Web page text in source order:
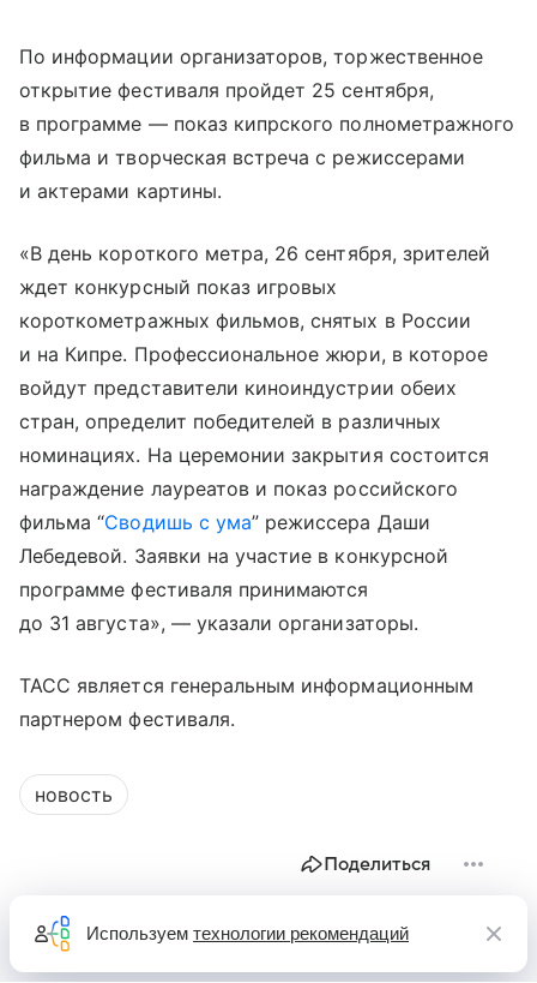
По информации организаторов, торжественное
открытие фестиваля пройдет 25 сентября,
в программе — показ кипрского полнометражного
фильма и творческая встреча с режиссерами
и актерами картины.
«В день короткого метра, 26 сентября, зрителей
ждет конкурсный показ игровых
короткометражных фильмов, снятых в России
и на Кипре. Профессиональное жюри, в которое
войдут представители киноиндустрии обеих
стран, определит победителей в различных
номинациях. На церемонии закрытия состоится
награждение лауреатов и показ российского
фильма “Сводишь с ума” режиссера Даши
Лебедевой. Заявки на участие в конкурсной
программе фестиваля принимаются
до 31 августа», — указали организаторы.
ТАСС является генеральным информационным
партнером фестиваля.
новость
Поделиться
Используем технологии рекомендаций